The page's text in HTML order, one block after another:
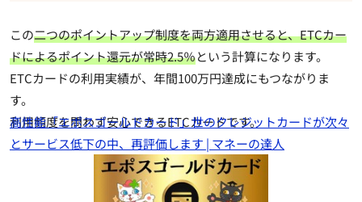
この二つのポイントアップ制度を両方適用させると、ETCカー
ドによるポイント還元が常時2.5％という計算になります。
ETCカードの利用実績が、年間100万円達成にもつながりま
す。
利用頻度を問わず安心できるETCカードです。
高性能「エポスゴールドカード」世のクレジットカードが次々
とサービス低下の中、再評価します | マネーの達人